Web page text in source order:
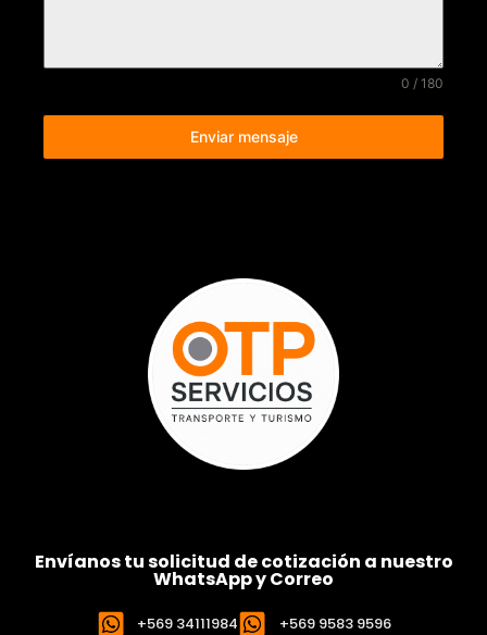
0 / 180
Enviar mensaje
Envíanos tu solicitud de cotización a nuestro
WhatsApp y Correo
+569 34111984 +569 9583 9596